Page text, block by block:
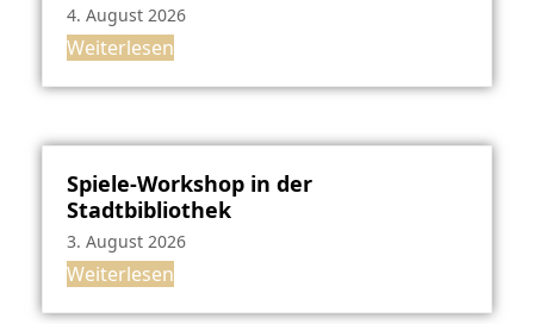
4. August 2026
Weiterlesen
Spiele-Workshop in der
Stadtbibliothek
3. August 2026
Weiterlesen